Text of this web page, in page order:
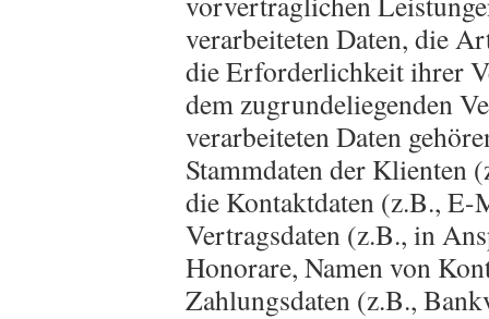
verarbeiteten Daten, die
die Erforderlichkeit ihrer
dem zugrundeliegenden
verarbeiteten Daten
Stammdaten der Klienten
die Kontaktdaten (z.B., E-
Vertragsdaten (z.B., in
Honorare, Namen von
Zahlungsdaten (z.B.,